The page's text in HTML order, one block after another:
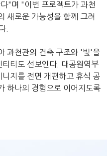
"며 "이번 프로젝트가 과천
새로운 가능성을 함께 그려
.
과천관의 건축 구조와 '빛'을
티도 선보인다. 대공원역부
지를 전면 개편하고 휴식 공
하나의 경험으로 이어지도록